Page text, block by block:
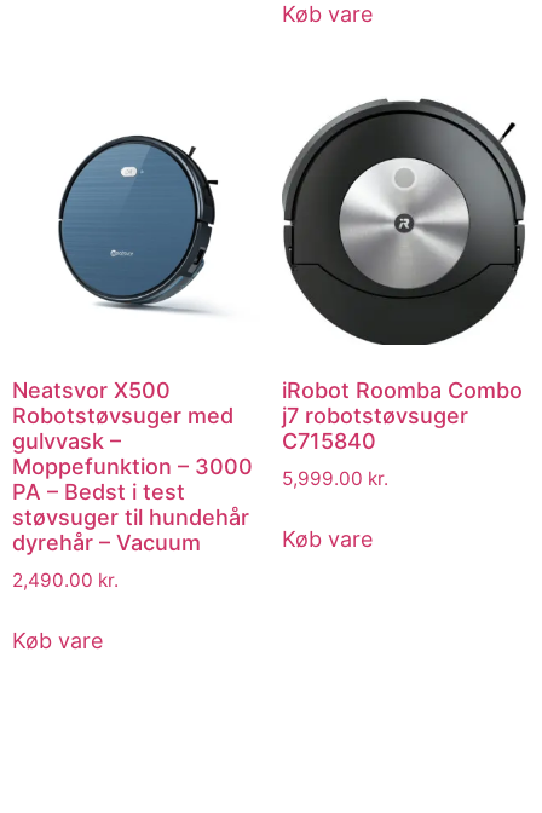
Køb vare
Neatsvor X500
Robotstøvsuger med
gulvvask –
Moppefunktion – 3000
PA – Bedst i test
støvsuger til hundehår
dyrehår – Vacuum
2,490.00 kr.
Køb vare
iRobot Roomba Combo
j7 robotstøvsuger
C715840
5,999.00 kr.
Køb vare